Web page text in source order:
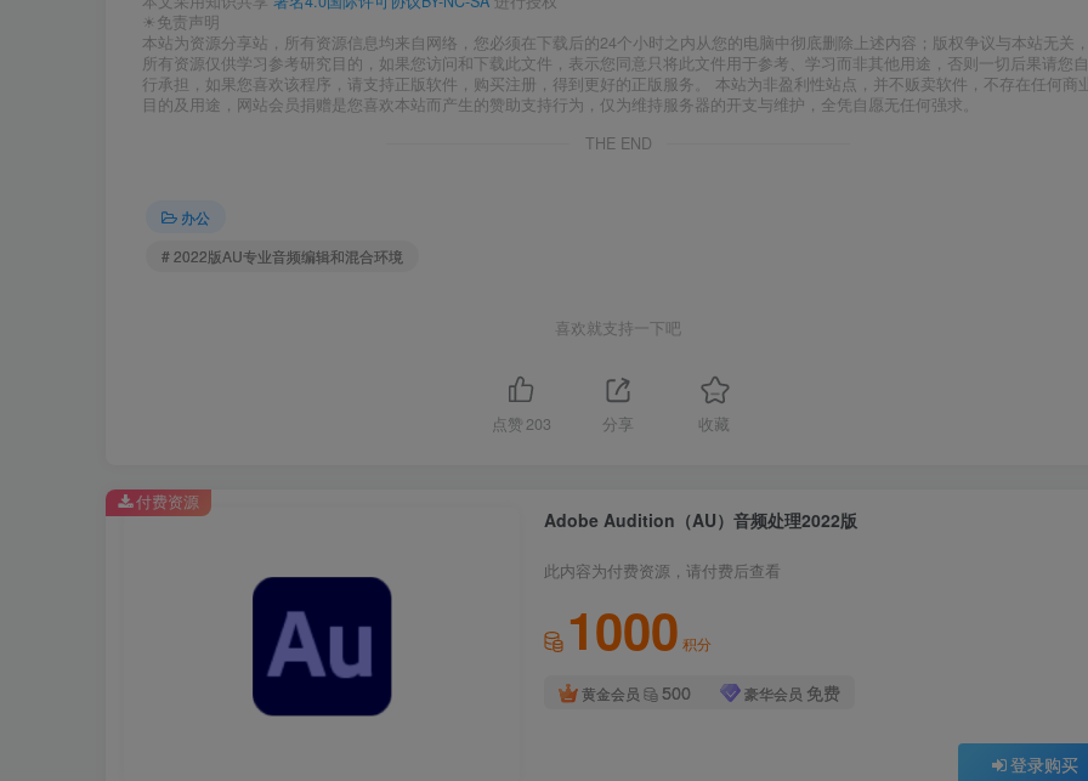
☀免责声明
本站为资源分享站，所有资源信息均来自网络，您必须在下载后的24个小时之内从您的电脑中彻底删除上述内容；版权争议与本站无关
所有资源仅供学习参考研究目的，如果您访问和下载此文件，表示您同意只将此文件用于参考、学习而非其他用途，否则一切后果请您自
行承担，如果您喜欢该程序，请支持正版软件，购买注册，得到更好的正版服务。 本站为非盈利性站点，并不贩卖软件，不存在任何商
目的及用途，网站会员捐赠是您喜欢本站而产生的赞助支持行为，仅为维持服务器的开支与维护，全凭自愿无任何强求。
THE END
办公
# 2022版AU专业音频编辑和混合环境
喜欢就支持一下吧
点赞 203 分享 收藏
Adobe Audition（AU）音频处理2022版
此内容为付费资源，请付费后查看
1000 积分
黄金会员 500 豪华会员 免费
登录购买
付费资源